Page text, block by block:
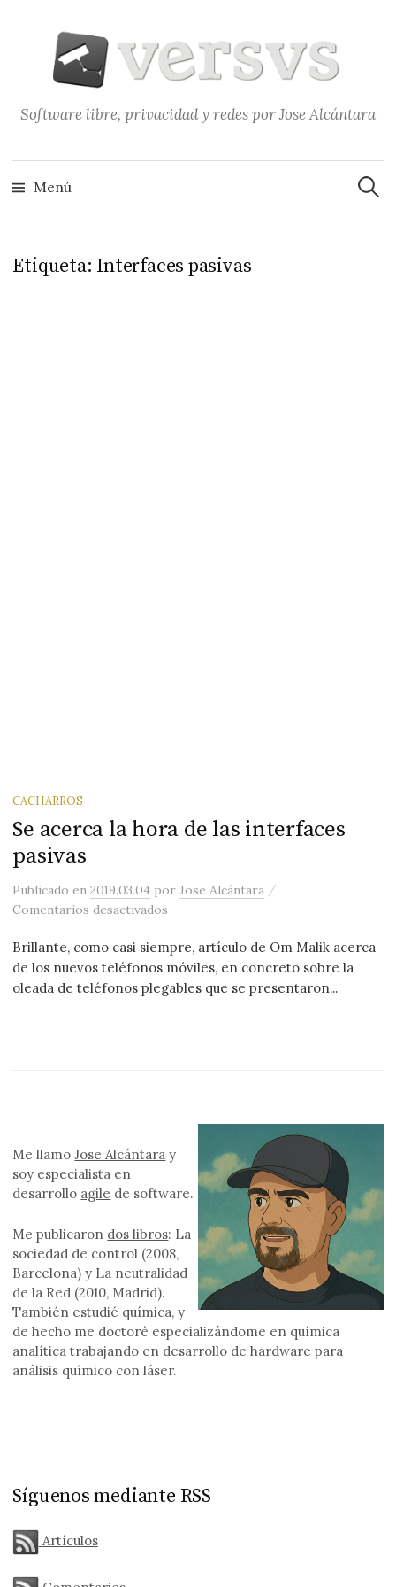
contenido
Software libre, privacidad y redes por Jose Alcántara
Menú
Etiqueta: Interfaces pasivas
CACHARROS
Se acerca la hora de las interfaces
pasivas
Publicadoen2019.03.04 porJose Alcántara /
Comentarios desactivados
Brillante, como casi siempre, artículo de Om Malik acerca
de los nuevos teléfonos móviles, en concreto sobre la
oleada de teléfonos plegables que se presentaron...
Me llamoJose Alcántara y
soy especialista en
desarrollo agile de software.
Me publicaron dos libros: La
sociedad de control (2008,
Barcelona) y La neutralidad
de la Red (2010, Madrid).
También estudié química, y
de hecho me doctoré especializándome en química
analítica trabajando en desarrollo de hardware para
análisis químico con láser.
Síguenos mediante RSS
Artículos